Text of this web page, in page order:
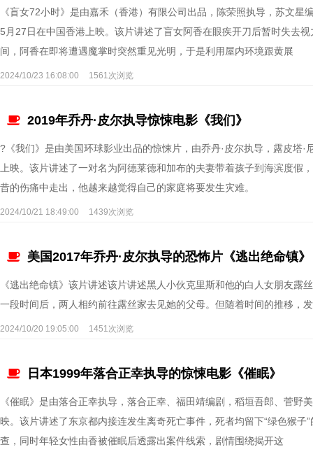
《盲女72小时》是由嘉禾（香港）有限公司出品，陈荣照执导，苏文
5月27日在中国香港上映。该片讲述了盲女阿香在眼疾开刀后暂时失去
间，阿香在即将遭遇魔掌时突然重见光明，于是利用屋内环境跟黄展
2024/10/23 16:08:00 1561次浏览
2019年乔丹·皮尔执导惊悚电影《我们》
?《我们》是由美国环球影业出品的惊悚片，由乔丹·皮尔执导，露皮塔
上映。该片讲述了一对名为阿德莱德和加布的夫妻带着孩子到海滨度
昔的伤痛中走出，他越来越觉得自己的家庭将要发生灾难。
2024/10/21 18:49:00 1439次浏览
美国2017年乔丹·皮尔执导的恐怖片《逃出绝命镇》
《逃出绝命镇》该片讲述该片讲述黑人小伙克里斯和他的白人女朋友
一段时间后，两人相约前往露丝家去见她的父母。但随着时间的推移，
2024/10/20 19:05:00 1451次浏览
日本1999年落合正幸执导的惊悚电影《催眠》
《催眠》是由落合正幸执导，落合正幸、福田靖编剧，稻垣吾郎、菅
映。该片讲述了东京都内接连发生离奇死亡事件，死者均留下“绿色猴
查，同时年轻女性由香被催眠后透露出案件线索，剧情围绕揭开这